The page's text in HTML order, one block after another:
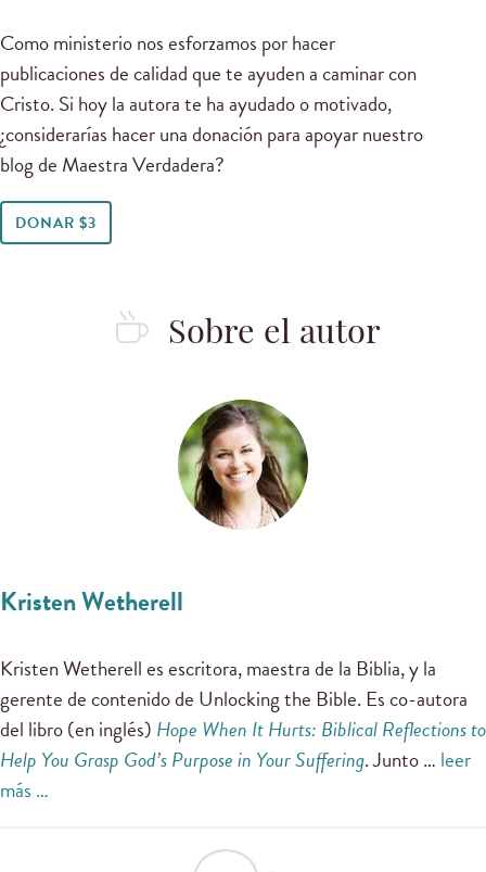
Como ministerio nos esforzamos por hacer
publicaciones de calidad que te ayuden a caminar con
Cristo. Si hoy la autora te ha ayudado o motivado,
¿considerarías hacer una donación para apoyar nuestro
blog de Maestra Verdadera?
DONAR $3
Sobre el autor
Kristen Wetherell
Kristen Wetherell es escritora, maestra de la Biblia, y la
gerente de contenido de Unlocking the Bible. Es co-autora
del libro (en inglés) Hope When It Hurts: Biblical Reflections to
Help You Grasp God’s Purpose in Your Suffering. Junto … leer
más …